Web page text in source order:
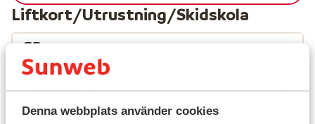
Denna webbplats använder cookies
Liftkort/Utrustning/Skidskola
Skidskola